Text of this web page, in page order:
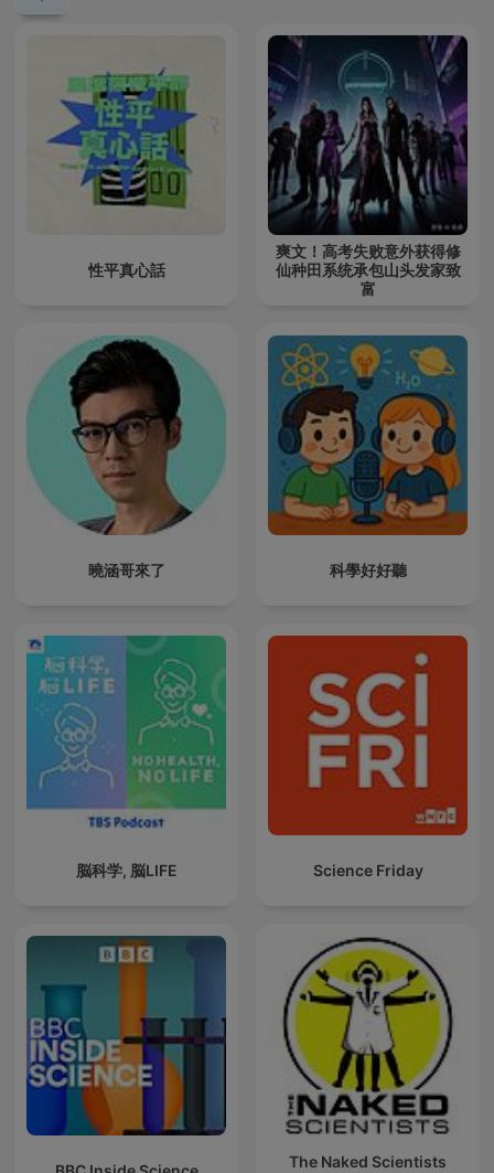
性平真心話
爽文！高考失败意外获得修
仙种田系统承包山头发家致
富
曉涵哥來了 科學好好聽
脳科学, 脳LIFE Science Friday
The Naked Scientists